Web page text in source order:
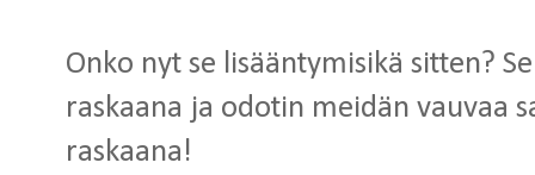
Onko nyt se lisääntymisikä sitten?
raskaana ja odotin meidän vauvaa
raskaana!